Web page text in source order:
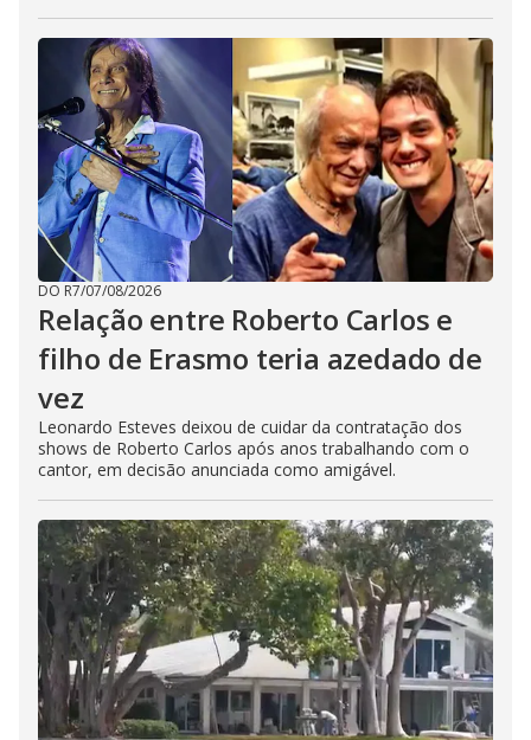
DO R7/07/08/2026
Relação entre Roberto Carlos e
filho de Erasmo teria azedado de
vez
Leonardo Esteves deixou de cuidar da contratação dos
shows de Roberto Carlos após anos trabalhando com o
cantor, em decisão anunciada como amigável.